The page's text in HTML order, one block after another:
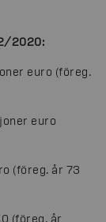
2020:
euro (föreg.
euro
(föreg. år 73
(föreg. år